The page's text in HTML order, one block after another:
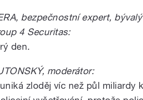
bezpečnostní expert,
4 Securitas:
den.
moderátor:
zloděj víc než půl miliardy